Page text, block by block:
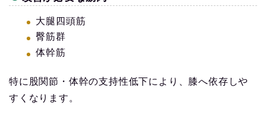
大腿四頭筋
臀筋群
体幹筋
特に股関節・体幹の支持性低下により、膝へ依存しや
すくなります。